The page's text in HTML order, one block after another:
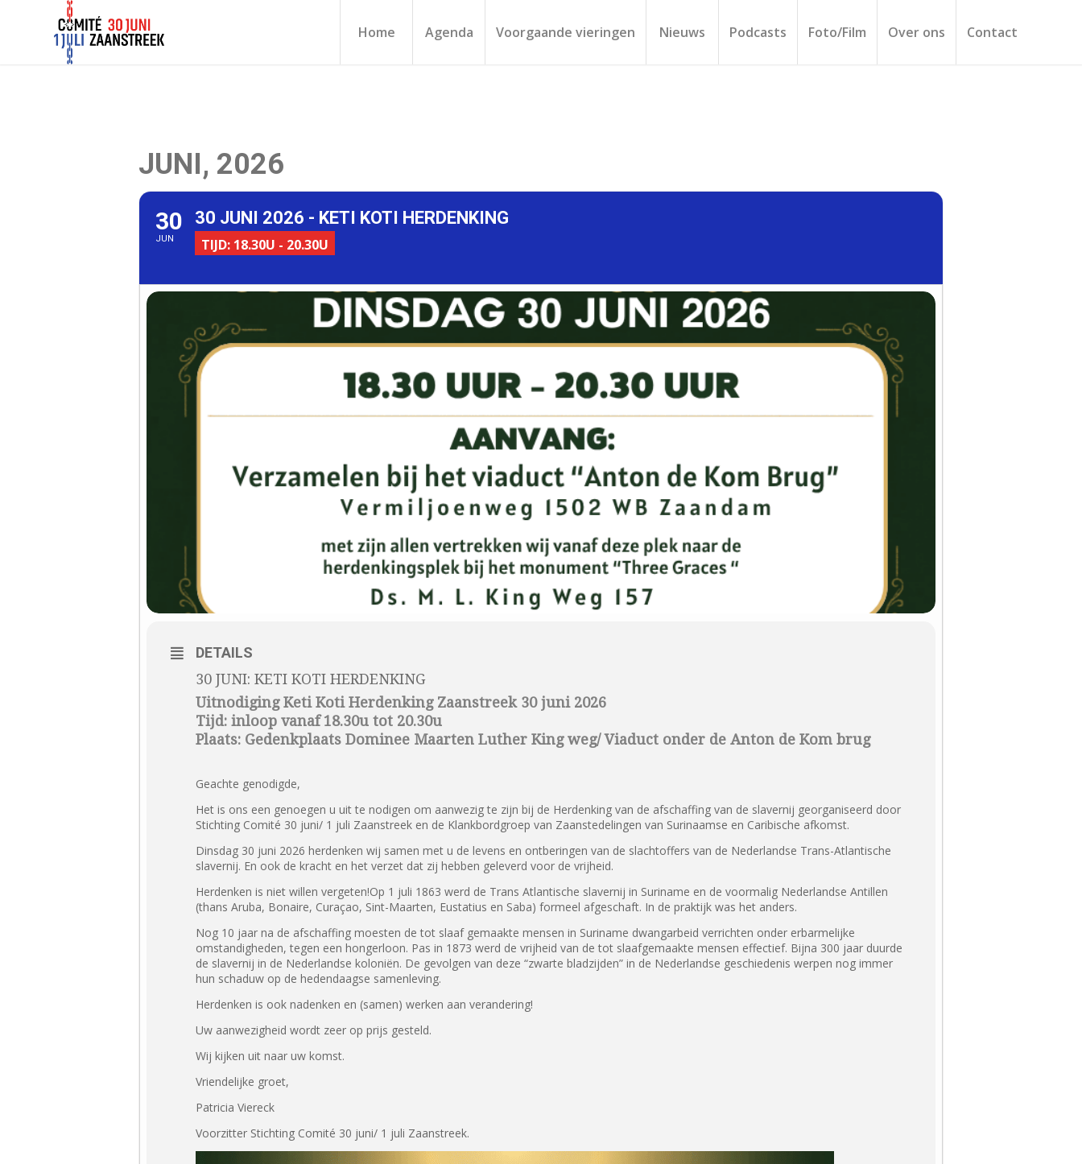
Home Agenda Voorgaande vieringen Nieuws Podcasts Foto/Film Over ons Contact
JUNI, 2026
30
JUN
30 JUNI 2026 - KETI KOTI HERDENKING
TIJD: 18.30U - 20.30U
DETAILS
30 JUNI: KETI KOTI HERDENKING
Uitnodiging Keti Koti Herdenking Zaanstreek 30 juni 2026
Tijd: inloop vanaf 18.30u tot 20.30u
Plaats: Gedenkplaats Dominee Maarten Luther King weg/ Viaduct onder de Anton de Kom brug
Geachte genodigde,
Het is ons een genoegen u uit te nodigen om aanwezig te zijn bij de Herdenking van de afschaffing van de slavernij georganiseerd door
Stichting Comité 30 juni/ 1 juli Zaanstreek en de Klankbordgroep van Zaanstedelingen van Surinaamse en Caribische afkomst.
Dinsdag 30 juni 2026 herdenken wij samen met u de levens en ontberingen van de slachtoffers van de Nederlandse Trans-Atlantische
slavernij. En ook de kracht en het verzet dat zij hebben geleverd voor de vrijheid.
Herdenken is niet willen vergeten!Op 1 juli 1863 werd de Trans Atlantische slavernij in Suriname en de voormalig Nederlandse Antillen
(thans Aruba, Bonaire, Curaçao, Sint-Maarten, Eustatius en Saba) formeel afgeschaft. In de praktijk was het anders.
Nog 10 jaar na de afschaffing moesten de tot slaaf gemaakte mensen in Suriname dwangarbeid verrichten onder erbarmelijke
omstandigheden, tegen een hongerloon. Pas in 1873 werd de vrijheid van de tot slaafgemaakte mensen effectief. Bijna 300 jaar duurde
de slavernij in de Nederlandse koloniën. De gevolgen van deze “zwarte bladzijden” in de Nederlandse geschiedenis werpen nog immer
hun schaduw op de hedendaagse samenleving.
Herdenken is ook nadenken en (samen) werken aan verandering!
Uw aanwezigheid wordt zeer op prijs gesteld.
Wij kijken uit naar uw komst.
Vriendelijke groet,
Patricia Viereck
Voorzitter Stichting Comité 30 juni/ 1 juli Zaanstreek.